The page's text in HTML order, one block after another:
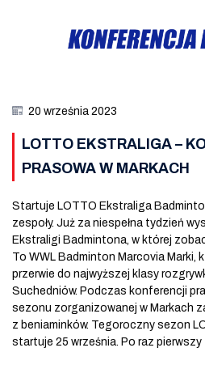
20 września 2023
LOTTO EKSTRALIGA –
PRASOWA W MARKACH
Startuje LOTTO Ekstraliga
zespoły. Już za niespełna tydzień
Ekstraligi Badmintona, w której
To WWL Badminton Marcovia Marki,
przerwie do najwyższej klasy
Suchedniów. Podczas konferencji
sezonu zorganizowanej w Markach
z beniaminków. Tegoroczny sezon
startuje 25 września. Po raz pierwszy